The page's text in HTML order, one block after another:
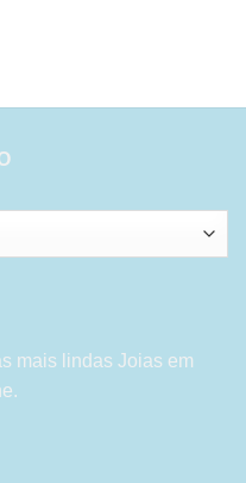
mais lindas Joias em